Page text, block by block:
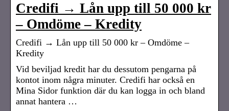
Credifi → Lån upp till 50 000 kr
– Omdöme – Kredity
Credifi → Lån upp till 50 000 kr – Omdöme –
Kredity
Vid beviljad kredit har du dessutom pengarna på
kontot inom några minuter. Credifi har också en
Mina Sidor funktion där du kan logga in och bland
annat hantera …